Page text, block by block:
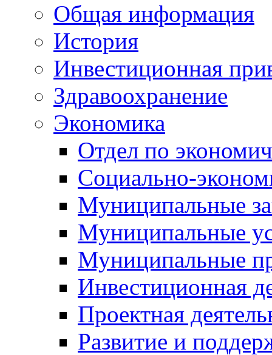
Общая информация
История
Инвестиционная
Здравоохранение
Экономика
Отдел по
Социально-
Муниципальные
Муниципальные
Муниципальные
Инвестиционная
Проектная
Развитие и